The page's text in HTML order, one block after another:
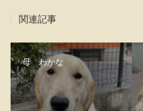
関連記事
母 わかな